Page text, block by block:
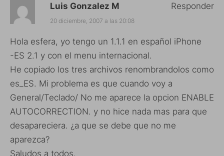
Luis Gonzalez M
20 diciembre, 2007 a las 20:08
Hola esfera, yo tengo un 1.1.1 en español iPhone
-ES 2.1 y con el menu internacional.
He copiado los tres archivos renombrandolos como
es_ES. Mi problema es que cuando voy a
General/Teclado/ No me aparece la opcion ENABLE
AUTOCORRECTION. y no hice nada mas para que
desapareciera. ¿a que se debe que no me
aparezca?
Saludos a todos.
Responder